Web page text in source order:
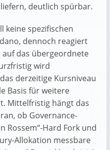
deutlich spürbar.
keine spezifischen
dennoch reagiert
das übergeordnete
wird
derzeitige Kursniveau
Basis für weitere
Mittelfristig hängt das
ob Governance-
Rossem“-Hard Fork und
Allokation messbare